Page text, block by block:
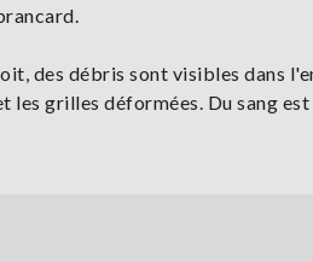
des débris sont visibles dans
grilles déformées. Du sang